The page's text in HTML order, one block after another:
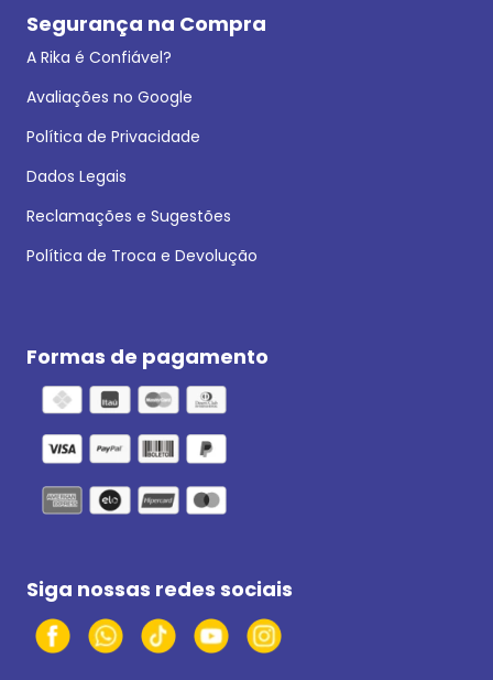
Segurança na Compra
A Rika é Confiável?
Avaliações no Google
Política de Privacidade
Dados Legais
Reclamações e Sugestões
Política de Troca e Devolução
Formas de pagamento
Siga nossas redes sociais